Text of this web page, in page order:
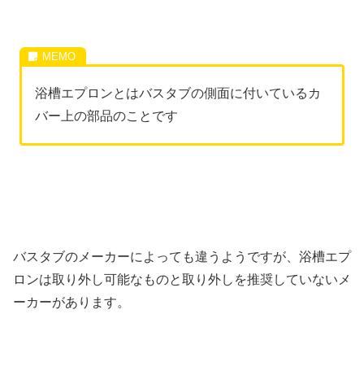
浴槽エプロンとはバスタブの側面に付いているカ
バー上の部品のことです
バスタブのメーカーによっても違うようですが、浴槽エプ
ロンは取り外し可能なものと取り外しを推奨していないメ
ーカーがあります。